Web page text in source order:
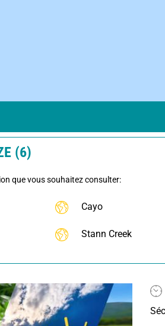
(6)
que vous souhaitez consulter:
Cayo
Stann Creek